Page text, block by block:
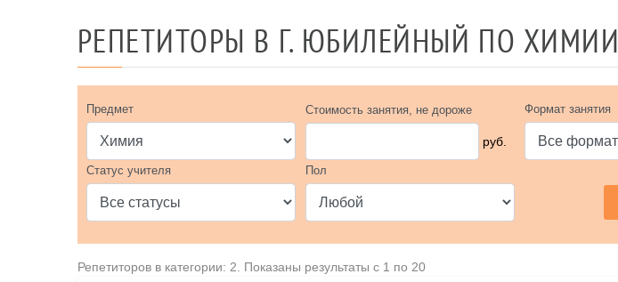
РЕПЕТИТОРЫ В Г. ЮБИЛЕЙНЫЙ ПО ХИМИИ
Предмет Стоимость занятия, не дороже
руб.
Формат занятия
Статус учителя Пол
Репетиторов в категории: 2. Показаны результаты с 1 по 20